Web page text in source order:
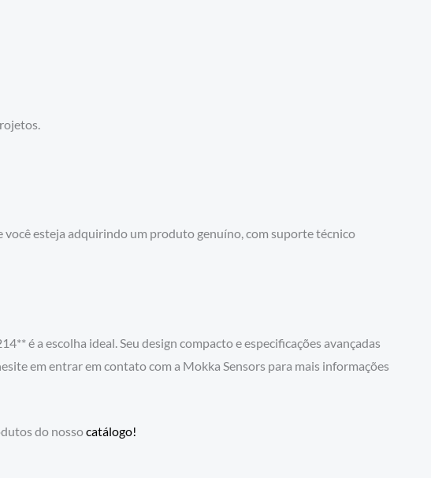
esteja adquirindo um produto genuíno, com suporte técnico
é a escolha ideal. Seu design compacto e especificações avançadas
em entrar em contato com a Mokka Sensors para mais informações
do nossocatálogo!